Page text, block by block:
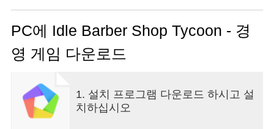
하는 까다로운 손님까지 만족할 수 있는 세련된 장
소로 가게를 변신시키세요.
가게를 운영하며 현명한 결정을 내려 사업을 확장해
미고 새 서비스를 도입하며 새로운 턱수염, 콧수염,
머리 모양을 선보여 평판과 위신을 드높이세요. 젤,
드라이어, 빗, 브러시, 칼, 염색약 같은 헤어스타일링
도구를 사용할 수 있습니다. 내가 내린 결정을 통해
PC에 Idle Barber Shop Tycoon - 경
영 게임 다운로드
1. 설치 프로그램 다운로드 하시고 설
치하십시오